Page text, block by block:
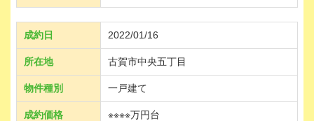
成約日 2022/01/16
所在地 古賀市中央五丁目
物件種別 一戸建て
成約価格 ※※※※万円台